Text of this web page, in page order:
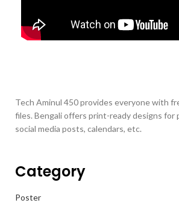
Tech Aminul 450 provides everyone with
files. Bengali offers print-ready designs for
social media posts, calendars, etc.
Category
Poster